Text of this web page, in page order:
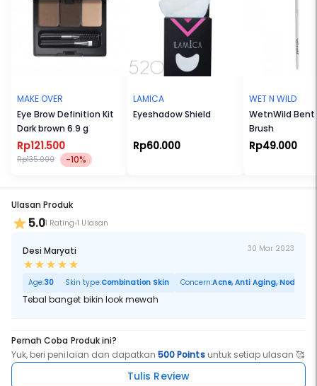
MAKE OVER
Eye Brow Definition Kit
Dark brown 6.9 g
Rp121.500
Rp135.000 -10%
LAMICA
Eyeshadow Shield
Rp60.000
WET N WILD
WetnWild Bent
Brush
Rp49.000
Ulasan Produk
5.01 Rating 1 Ulasan
Desi Maryati 30 Mar 2023
Age:30 Skin type:Combination Skin Concern:Acne, Anti Aging, Noda
Tebal banget bikin look mewah
Pernah Coba Produk ini?
Yuk, beri penilaian dan dapatkan500 Pointsuntuk setiap ulasan 🥰
Tulis Review